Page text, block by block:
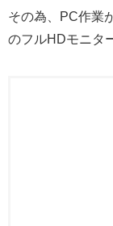
その為、PC作業
のフルHDモニタ